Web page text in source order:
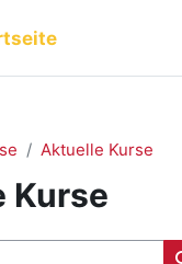
Aktuelle Kurse
Kurse